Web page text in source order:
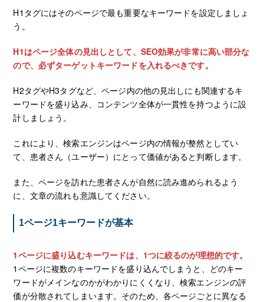
H1タグにはそのページで最も重要なキーワードを設定しましょ
う。
H1はページ全体の見出しとして、SEO効果が非常に高い部分な
ので、必ずターゲットキーワードを入れるべきです。
H2タグやH3タグなど、ページ内の他の見出しにも関連するキ
ーワードを盛り込み、コンテンツ全体が一貫性を持つように設
計しましょう。
これにより、検索エンジンはページ内の情報が整然としてい
て、患者さん（ユーザー）にとって価値があると判断します。
また、ページを訪れた患者さんが自然に読み進められるよう
に、文章の流れも意識してください。
1ページ1キーワードが基本
1ページに盛り込むキーワードは、1つに絞るのが理想的です。
1ページに複数のキーワードを盛り込んでしまうと、どのキー
ワードがメインなのかがわかりにくくなり、検索エンジンの評
価が分散されてしまいます。そのため、各ページごとに異なる